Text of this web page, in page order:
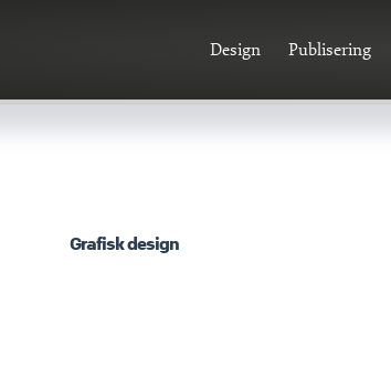
Design Publisering
Grafisk design